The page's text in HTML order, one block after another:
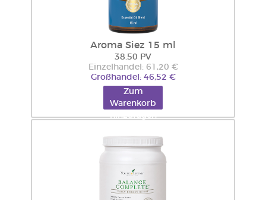
Aroma Siez 15 ml
38.50 PV
Einzelhandel: 61,20 €
Großhandel: 46,52 €
Zum
Warenkorb
hinzufügen